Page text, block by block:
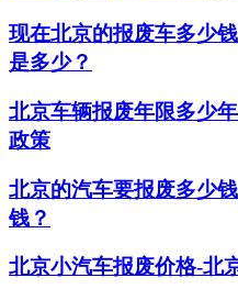
现在北京的报废车多少
是多少？
北京车辆报废年限多少
政策
北京的汽车要报废多少
钱？
北京小汽车报废价格-北